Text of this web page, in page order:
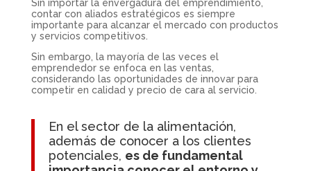
Sin importar la envergadura del emprendimiento,
contar con aliados estratégicos es siempre
importante para alcanzar el mercado con productos
y servicios competitivos.
Sin embargo, la mayoría de las veces el
emprendedor se enfoca en las ventas,
considerando las oportunidades de innovar para
competir en calidad y precio de cara al servicio.
En el sector de la alimentación,
además de conocer a los clientes
potenciales, es de fundamental